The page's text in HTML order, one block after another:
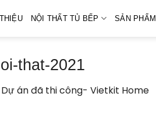
NỘI THẤT TỦ BẾP SẢN PHẨM
that-2021
Dự án đã thi công- Vietkit Home